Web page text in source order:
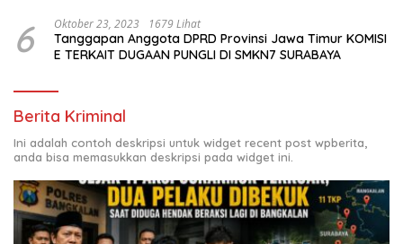
6 Oktober 23, 2023 1679 Lihat
Tanggapan Anggota DPRD Provinsi Jawa Timur KOMISI
E TERKAIT DUGAAN PUNGLI DI SMKN7 SURABAYA
Berita Kriminal
Ini adalah contoh deskripsi untuk widget recent post wpberita,
anda bisa memasukkan deskripsi pada widget ini.